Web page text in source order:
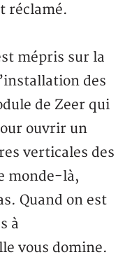
réclamé.
mépris sur la
des
de Zeer qui
ouvrir un
verticales des
monde-là,
Quand on est
à
vous domine.